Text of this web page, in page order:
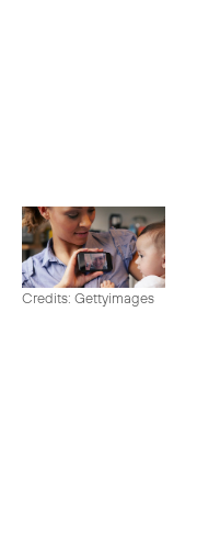
Credits: Gettyimages